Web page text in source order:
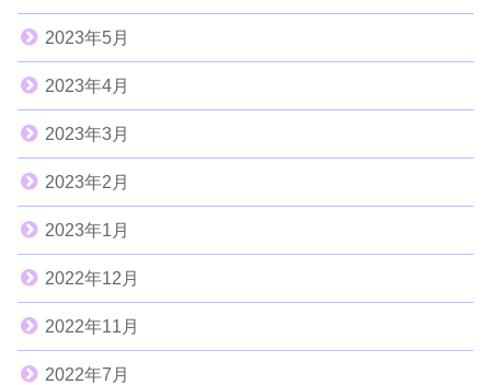
2023年5月
2023年4月
2023年3月
2023年2月
2023年1月
2022年12月
2022年11月
2022年7月